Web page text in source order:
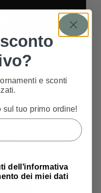
e sconti
tuo primo ordine!
dell'informativa
dei miei dati